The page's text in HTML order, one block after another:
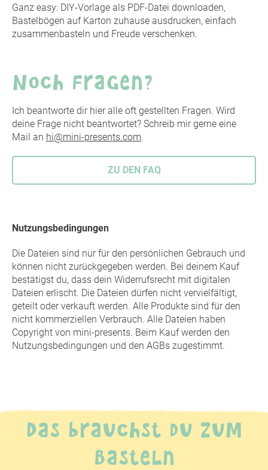
Ganz easy: DIY-Vorlage als PDF-Datei downloaden,
Bastelbögen auf Karton zuhause ausdrucken, einfach
zusammenbasteln und Freude verschenken.
Noch Fragen?
Ich beantworte dir hier alle oft gestellten Fragen. Wird
deine Frage nicht beantwortet? Schreib mir gerne eine
Mail an hi@mini-presents.com.
ZU DEN FAQ
Nutzungsbedingungen
Die Dateien sind nur für den persönlichen Gebrauch und
können nicht zurückgegeben werden. Bei deinem Kauf
bestätigst du, dass dein Widerrufsrecht mit digitalen
Dateien erlischt. Die Dateien dürfen nicht vervielfältigt,
geteilt oder verkauft werden. Alle Produkte sind für den
nicht kommerziellen Verbrauch. Alle Dateien haben
Copyright von mini-presents. Beim Kauf werden den
Nutzungsbedingungen und den AGBs zugestimmt.
Das brauchst du zum
Basteln